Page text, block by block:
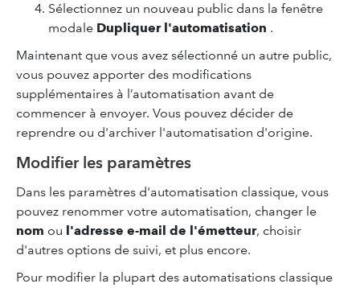
Sélectionnez un nouveau public dans la fenêtre
modale Dupliquer l'automatisation .
Maintenant que vous avez sélectionné un autre public,
vous pouvez apporter des modifications
supplémentaires à l’automatisation avant de
commencer à envoyer. Vous pouvez décider de
reprendre ou d'archiver l'automatisation d'origine.
Modifier les paramètres
Dans les paramètres d'automatisation classique, vous
pouvez renommer votre automatisation, changer le
nom ou l'adresse e-mail de l'émetteur, choisir
d'autres options de suivi, et plus encore.
Pour modifier la plupart des automatisations classique